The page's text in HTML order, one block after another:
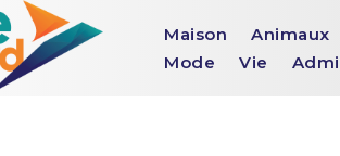
Maison Animaux
Mode
Vie